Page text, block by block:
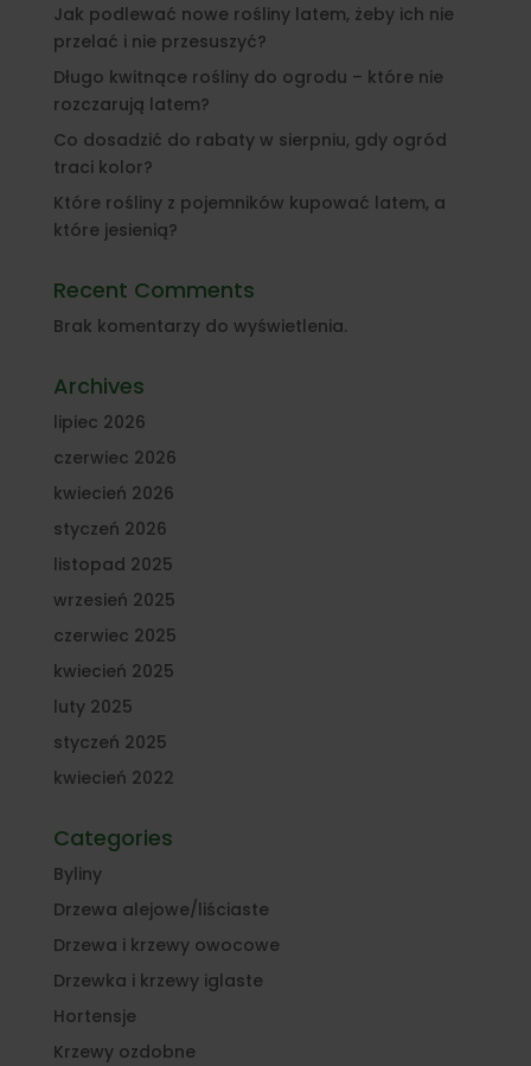
Jak podlewać nowe rośliny latem, żeby ich nie
przelać i nie przesuszyć?
Długo kwitnące rośliny do ogrodu – które nie
rozczarują latem?
Co dosadzić do rabaty w sierpniu, gdy ogród
traci kolor?
Które rośliny z pojemników kupować latem, a
które jesienią?
Recent Comments
Brak komentarzy do wyświetlenia.
Archives
lipiec 2026
czerwiec 2026
kwiecień 2026
styczeń 2026
listopad 2025
wrzesień 2025
czerwiec 2025
kwiecień 2025
luty 2025
styczeń 2025
kwiecień 2022
Categories
Byliny
Drzewa alejowe/liściaste
Drzewa i krzewy owocowe
Drzewka i krzewy iglaste
Hortensje
Krzewy ozdobne